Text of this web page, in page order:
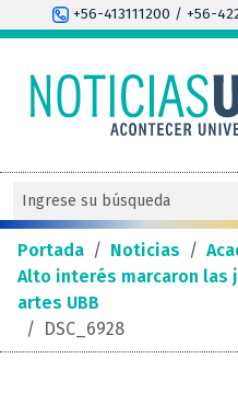
+56-413111200 / +56-
Portada / Noticias /
Alto interés marcaron las
artes UBB
/ DSC_6928